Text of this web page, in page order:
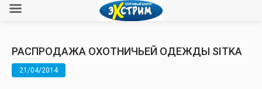
РАСПРОДАЖА ОХОТНИЧЬЕЙ ОДЕЖДЫ SITKA
21/04/2014